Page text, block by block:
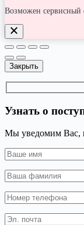
Возможен сервисный
Закрыть
Узнать о
Мы уведомим Вас,